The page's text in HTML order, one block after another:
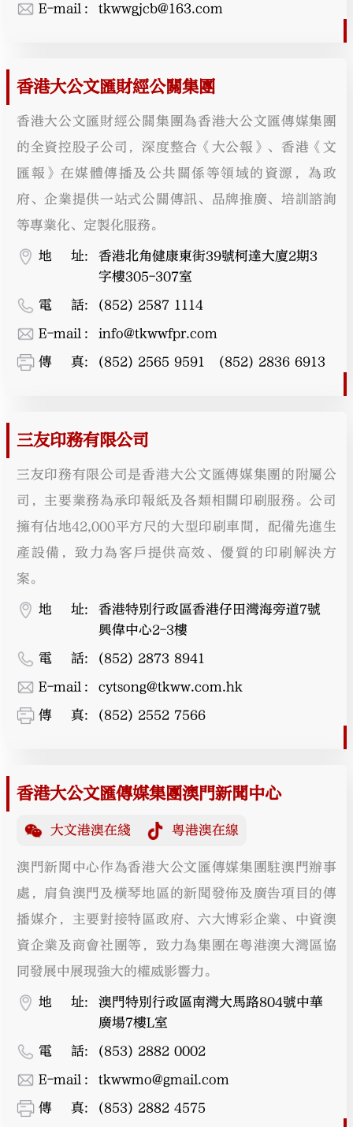
E-mail : tkwwgjcb@163.com
香港大公文匯財經公關集團
香港大公文匯財經公關集團為香港大公文匯傳媒集團
的全資控股子公司，深度整合《大公報》、香港《文
匯報》在媒體傳播及公共關係等領域的資源，為政
府、企業提供一站式公關傳訊、品牌推廣、培訓諮詢
等專業化、定製化服務。
地址:
香港北角健康東街39號柯達大廈2期3
字樓305-307室
電話:
(852) 2587 1114
E-mail :
info@tkwwfpr.com
傳真: (852) 2565 9591   (852) 2836 6913
三友印務有限公司
三友印務有限公司是香港大公文匯傳媒集團的附屬公
司，主要業務為承印報紙及各類相關印刷服務。公司
擁有佔地42,000平方尺的大型印刷車間，配備先進生
產設備，致力為客戶提供高效、優質的印刷解決方
案。
地址:
香港特別行政區香港仔田灣海旁道7號
興偉中心2-3樓
電話:
(852) 2873 8941
E-mail :
cytsong@tkww.com.hk
傳真: (852) 2552 7566
香港大公文匯傳媒集團澳門新聞中心
大文港澳在綫 粵港澳在線
澳門新聞中心作為香港大公文匯傳媒集團駐澳門辦事
處，肩負澳門及橫琴地區的新聞發佈及廣告項目的傳
播媒介，主要對接特區政府、六大博彩企業、中資澳
資企業及商會社團等，致力為集團在粵港澳大灣區協
同發展中展現強大的權威影響力。
地址:
澳門特別行政區南灣大馬路804號中華
廣場7樓L室
電話:
(853) 2882 0002
E-mail :
tkwwmo@gmail.com
傳真: (853) 2882 4575